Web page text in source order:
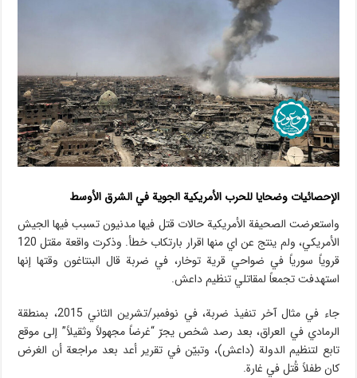
الإحصائیات وضحايا للحرب الأمريكية الجوية في الشرق الأوسط
واستعرضت الصحيفة الأمريكية حالات قتل فيها مدنيون تسبب فيها الجيش
الأمريكي، ولم ينتج عن اي منها اقرار بارتكاب خطأ. وذكرت واقعة مقتل 120
قروياً سورياً في ضواحي قرية توخار، في ضربة قال البنتاغون وقتها إنها
استهدفت تجمعاً لمقاتلي تنظيم داعش.
جاء في مثال آخر تنفيذ ضربة، في نوفمبر/تشرين الثاني 2015، بمنطقة
الرمادي في العراق، بعد رصد شخص يجرّ “غرضاً مجهولاً وثقيلاً” إلى موقع
تابع لتنظيم الدولة (داعش)، وتبيّن في تقرير أعد بعد مراجعة أن الغرض
كان طفلاً قُتل في غارة.